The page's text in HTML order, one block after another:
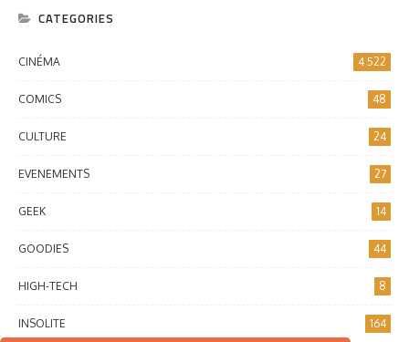
CATEGORIES
CINÉMA 4 522
COMICS 48
CULTURE 24
EVENEMENTS 27
GEEK 14
GOODIES 44
HIGH-TECH 8
INSOLITE 164